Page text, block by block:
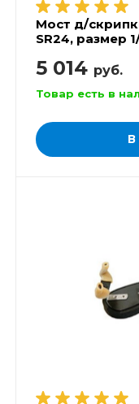
Мост д/
SR24, размер
5 014 руб.
Товар есть в